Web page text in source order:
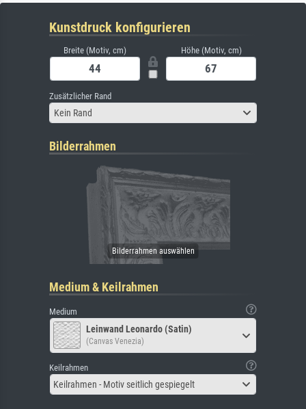
Kunstdruck konfigurieren
Breite (Motiv, cm) Höhe (Motiv, cm)
Zusätzlicher Rand
Kein Rand
Bilderrahmen
Medium & Keilrahmen
Medium
Leinwand Leonardo (Satin)
(Canvas Venezia)
Keilrahmen
Keilrahmen - Motiv seitlich gespiegelt